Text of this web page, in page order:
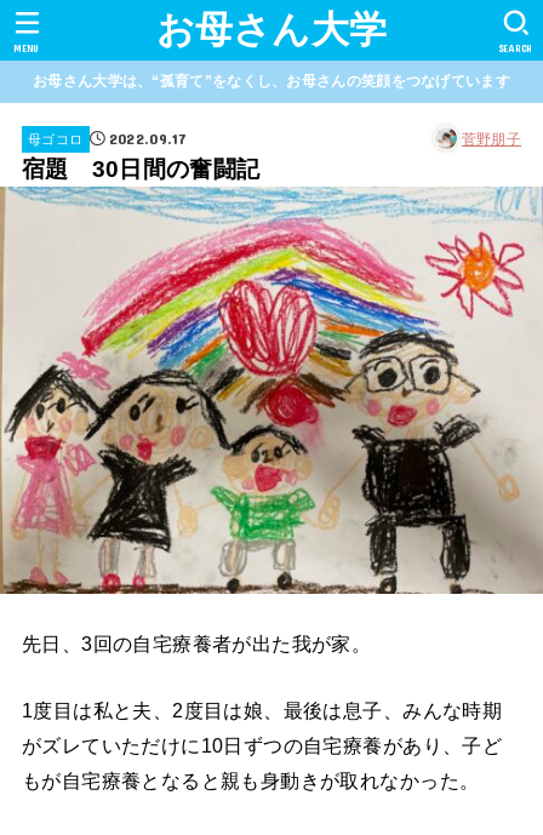
お母さん大学 SEARCH
MENU
お母さん大学は、“孤育て”をなくし、お母さんの笑顔をつなげています
母ゴコロ 2022.09.17 菅野朋子
宿題 30日間の奮闘記
先日、3回の自宅療養者が出た我が家。
1度目は私と夫、2度目は娘、最後は息子、みんな時期
がズレていただけに10日ずつの自宅療養があり、子ど
もが自宅療養となると親も身動きが取れなかった。